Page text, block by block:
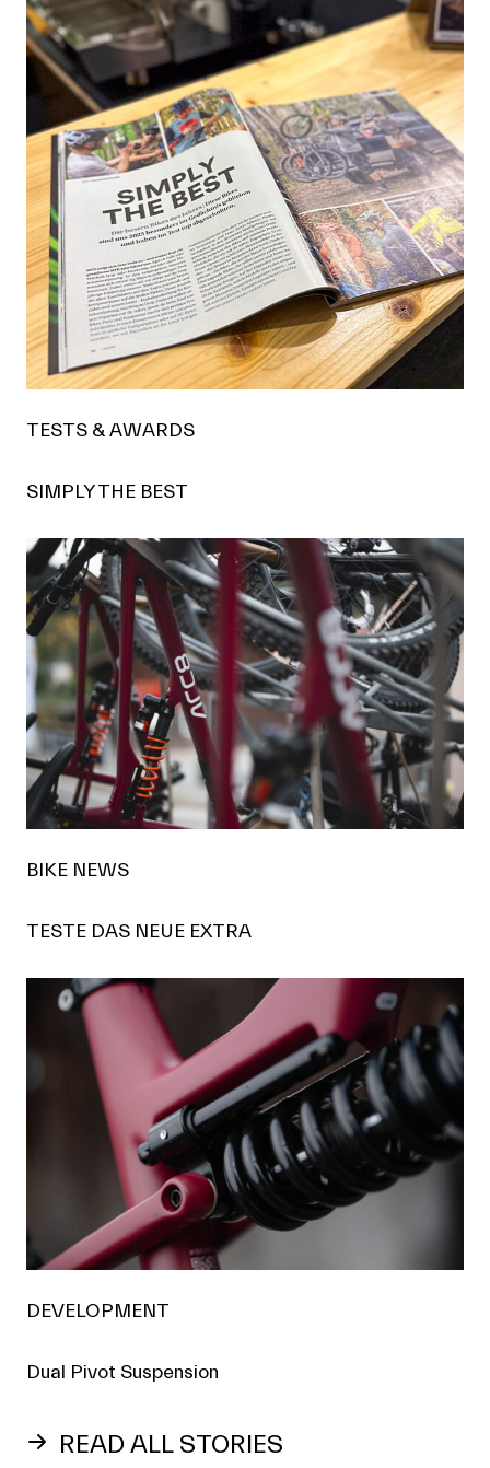
TESTS & AWARDS
SIMPLY THE BEST
BIKE NEWS
TESTE DAS NEUE EXTRA
DEVELOPMENT
Dual Pivot Suspension
READ ALL STORIES